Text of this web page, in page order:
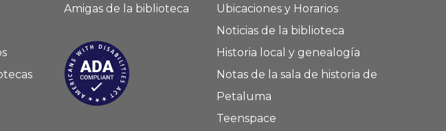
Amigas de la biblioteca
Ubicaciones y Horarios
Noticias de la biblioteca
Historia local y genealogía
Notas de la sala de historia de
Petaluma
Teenspace